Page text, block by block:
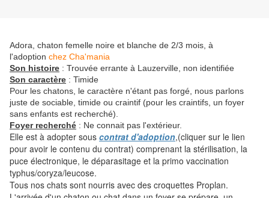
Adora, chaton femelle noire et blanche de 2/3 mois, à
l'adoption chez Cha'mania
Son histoire : Trouvée errante à Lauzerville, non identifiée
Son caractère : Timide
Pour les chatons, le caractère n'étant pas forgé, nous parlons
juste de sociable, timide ou craintif (pour les craintifs, un foyer
sans enfants est recherché).
Foyer recherché : Ne connait pas l'extérieur.
Elle est à adopter sous contrat d'adoption,(cliquer sur le lien
pour avoir le contenu du contrat) comprenant la stérilisation, la
puce électronique, le déparasitage et la primo vaccination
typhus/coryza/leucose.
Tous nos chats sont nourris avec des croquettes Proplan.